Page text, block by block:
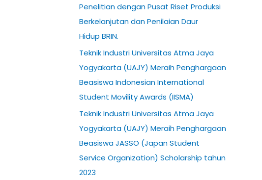
Penelitian dengan Pusat Riset Produksi
Berkelanjutan dan Penilaian Daur
Hidup BRIN.
Teknik Industri Universitas Atma Jaya
Yogyakarta (UAJY) Meraih Penghargaan
Beasiswa Indonesian International
Student Movility Awards (IISMA)
Teknik Industri Universitas Atma Jaya
Yogyakarta (UAJY) Meraih Penghargaan
Beasiswa JASSO (Japan Student
Service Organization) Scholarship tahun
2023